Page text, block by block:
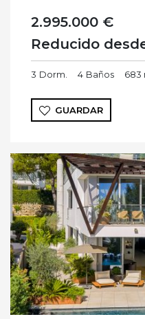
2.995.000 €
Reducido
3 Dorm. 4 Baños 683
GUARDAR